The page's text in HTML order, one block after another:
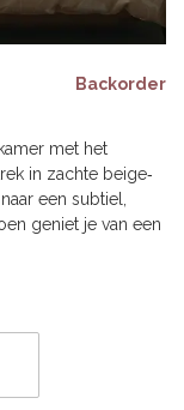
Backorder
met het
in zachte beige‑
een subtiel,
geniet je van een